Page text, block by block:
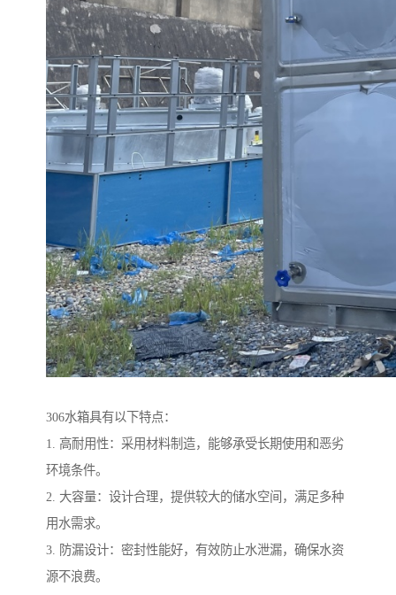
306水箱具有以下特点：
1. 高耐用性：采用材料制造，能够承受长期使用和恶劣
环境条件。
2. 大容量：设计合理，提供较大的储水空间，满足多种
用水需求。
3. 防漏设计：密封性能好，有效防止水泄漏，确保水资
源不浪费。